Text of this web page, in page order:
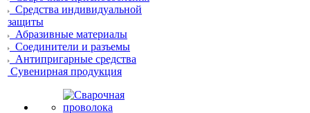
Средства индивидуальной
защиты
Абразивные материалы
Соединители и разъемы
Антипригарные средства
Сувенирная продукция